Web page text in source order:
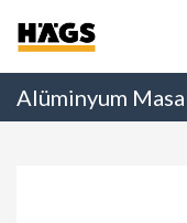
Alüminyum Masa